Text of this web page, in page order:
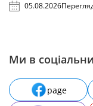
05.08.2026
Ми в
page